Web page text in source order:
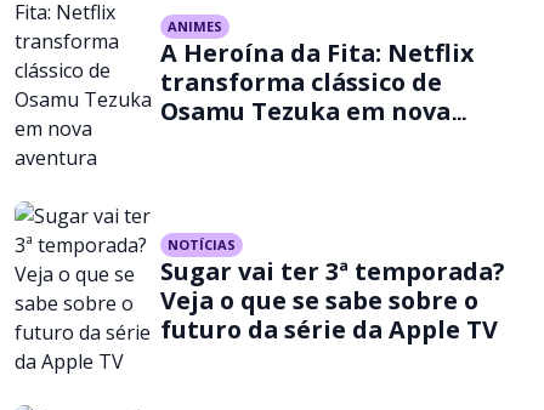
ANIMES
A Heroína da Fita: Netflix
transforma clássico de
Osamu Tezuka em nova
NOTÍCIAS
Sugar vai ter 3ª temporada?
Veja o que se sabe sobre o
futuro da série da Apple TV